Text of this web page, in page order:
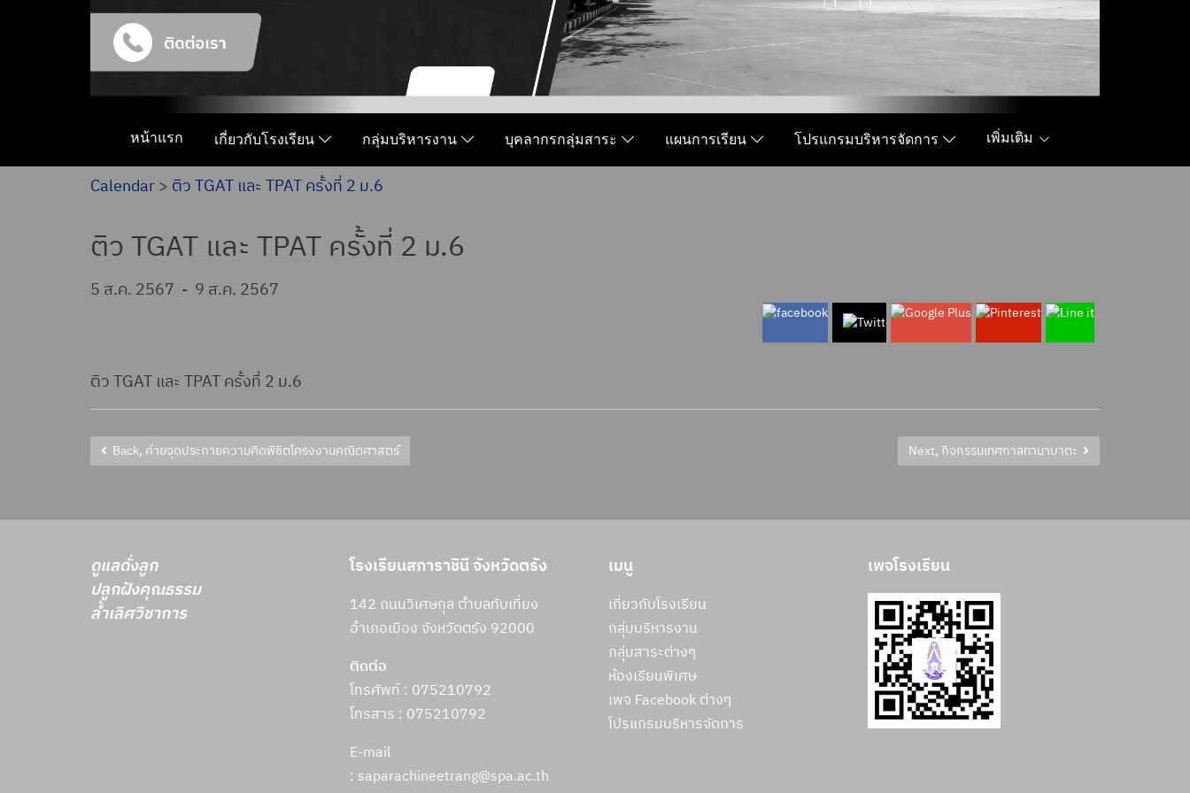
หน้าแรก เกี่ยวกับโรงเรียน กลุ่มบริหารงาน บุคลากรกลุ่มสาระ แผนการเรียน โปรแกรมบริหารจัดการ เพิ่มเติม
Calendar> ติว TGAT และ TPAT ครั้งที่ 2 ม.6
ติว TGAT และ TPAT ครั้งที่ 2 ม.6
5 ส.ค. 2567 - 9 ส.ค. 2567
ติว TGAT และ TPAT ครั้งที่ 2 ม.6
Back, ค่ายจุดประกายความคิดพิชิตโครงงานคณิตศาสตร์ Next, กิจกรรมเทศกาลทานาบาตะ
ดูแลดั่งลูก
ปลูกฝังคุณธรรม
ล้ำเลิศวิชาการ
โรงเรียนสภาราชินี จังหวัดตรัง
142 ถนนวิเศษกุล ตำบลทับเที่ยง
อำเภอเมือง จังหวัดตรัง 92000
ติดต่อ
โทรศัพท์ : 075210792
โทรสาร : 075210792
E-mail
: saparachineetrang@spa.ac.th
เมนู
เกี่ยวกับโรงเรียน
กลุ่มบริหารงาน
กลุ่มสาระต่างๆ
ห้องเรียนพิเศษ
เพจ Facebook ต่างๆ
โปรแกรมบริหารจัดการ
เพจโรงเรียน